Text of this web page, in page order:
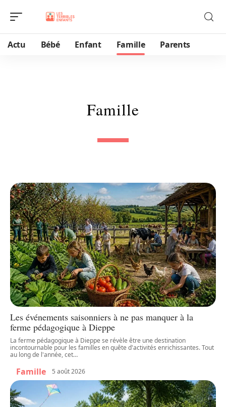
Actu Bébé Enfant Famille Parents
Famille
Les événements saisonniers à ne pas manquer à la
ferme pédagogique à Dieppe
La ferme pédagogique à Dieppe se révèle être une destination
incontournable pour les familles en quête d'activités enrichissantes. Tout
au long de l'année, cet…
Famille 5 août 2026